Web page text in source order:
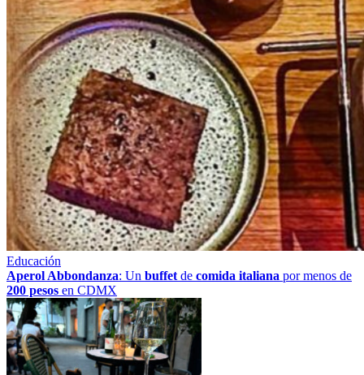
Educación
Aperol Abbondanza: Un buffet de comida italiana por menos de
200 pesos en CDMX